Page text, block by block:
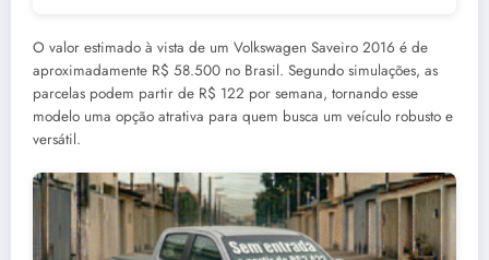
O valor estimado à vista de um Volkswagen Saveiro 2016 é de
aproximadamente R$ 58.500 no Brasil. Segundo simulações, as
parcelas podem partir de R$ 122 por semana, tornando esse
modelo uma opção atrativa para quem busca um veículo robusto e
versátil.